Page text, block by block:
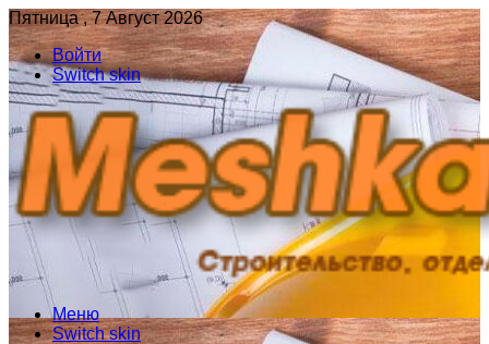
Пятница , 7 Август 2026
Войти
Switch skin
Меню
Switch skin